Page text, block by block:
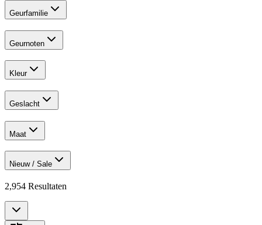
Geurfamilie
Geurnoten
Kleur
Geslacht
Maat
Nieuw / Sale
2,954 Resultaten